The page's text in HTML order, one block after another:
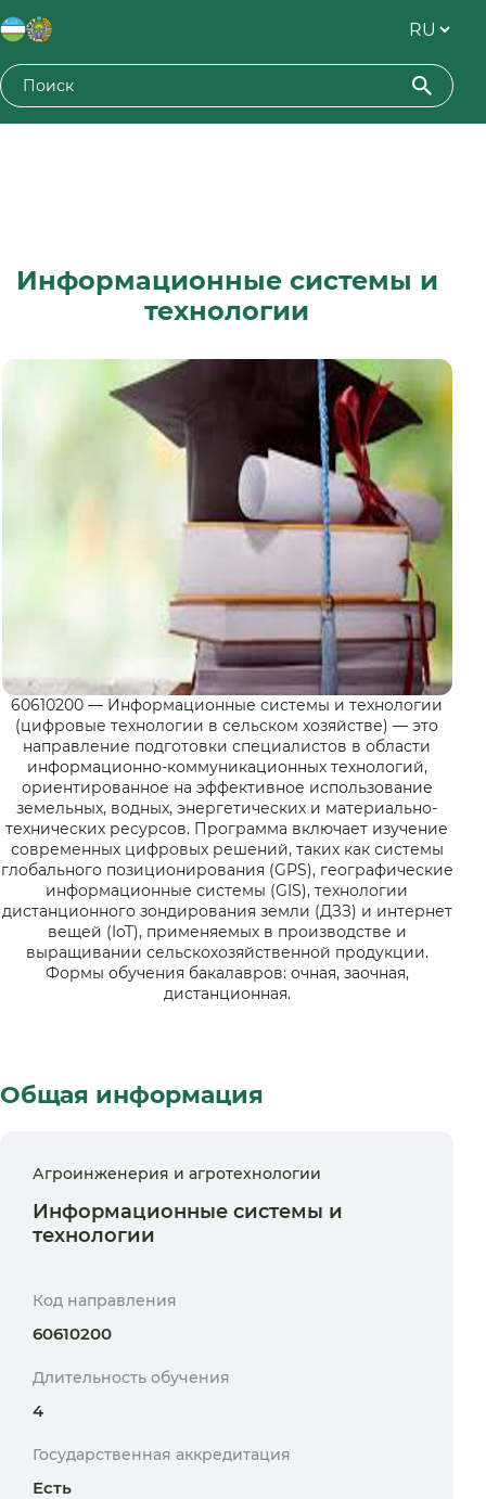
Информационные системы и
технологии
60610200 — Информационные системы и технологии
(цифровые технологии в сельском хозяйстве) — это
направление подготовки специалистов в области
информационно-коммуникационных технологий,
ориентированное на эффективное использование
земельных, водных, энергетических и материально-
технических ресурсов. Программа включает изучение
современных цифровых решений, таких как системы
глобального позиционирования (GPS), географические
информационные системы (GIS), технологии
дистанционного зондирования земли (ДЗЗ) и интернет
вещей (IoT), применяемых в производстве и
выращивании сельскохозяйственной продукции.
Формы обучения бакалавров: очная, заочная,
дистанционная.
Общая информация
Агроинженерия и агротехнологии
Информационные системы и
технологии
Код направления
60610200
Длительность обучения
4
Государственная аккредитация
Есть